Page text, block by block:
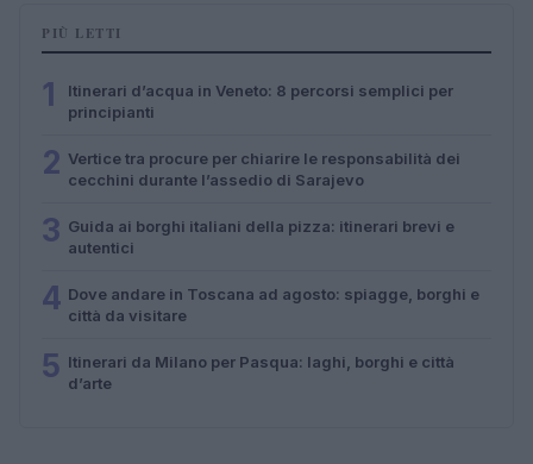
PIÙ LETTI
1
Itinerari d’acqua in Veneto: 8 percorsi semplici per
principianti
2 Vertice tra procure per chiarire le responsabilità dei
cecchini durante l’assedio di Sarajevo
3 Guida ai borghi italiani della pizza: itinerari brevi e
autentici
4 Dove andare in Toscana ad agosto: spiagge, borghi e
città da visitare
5 Itinerari da Milano per Pasqua: laghi, borghi e città
d’arte